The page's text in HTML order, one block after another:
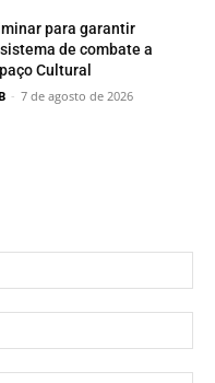
para garantir
de combate a
Cultural
- 7 de agosto de 2026